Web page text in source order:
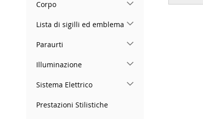
beginning
Corpo
Lista di sigilli ed emblema
Paraurti
Illuminazione
Sistema Elettrico
Prestazioni Stilistiche